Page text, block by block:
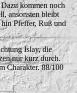
kommen noch
ansonsten bleibt
Pfeffer, Ruß und
Islay, die
nur kurz durch.
Charakter. 88/100